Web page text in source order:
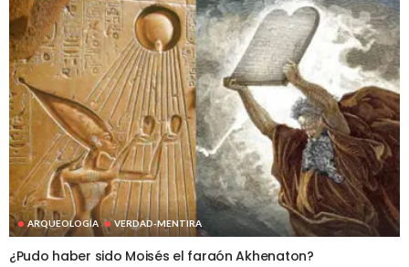
ARQUEOLOGÍA VERDAD-MENTIRA
¿Pudo haber sido Moisés el faraón Akhenaton?